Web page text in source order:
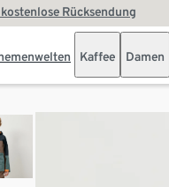
Rücksendung
Kaffee Damen